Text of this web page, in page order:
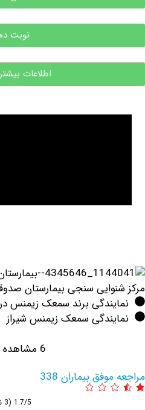
نوبت دهی
اطلاعات بیشتر و آدرس
سنجی بیمارستان صدوقی
برند سمعک زیمنس در شیراز
سمعک زیمنس شیراز
بیماران 338